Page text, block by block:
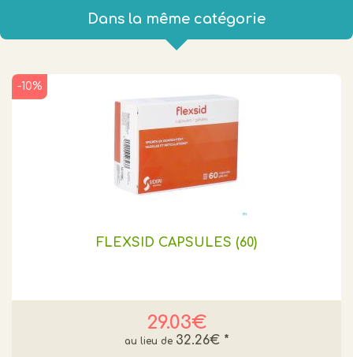
Dans la même catégorie
FLEXSID CAPSULES (60)
29.03€
-10%
32.26€ *